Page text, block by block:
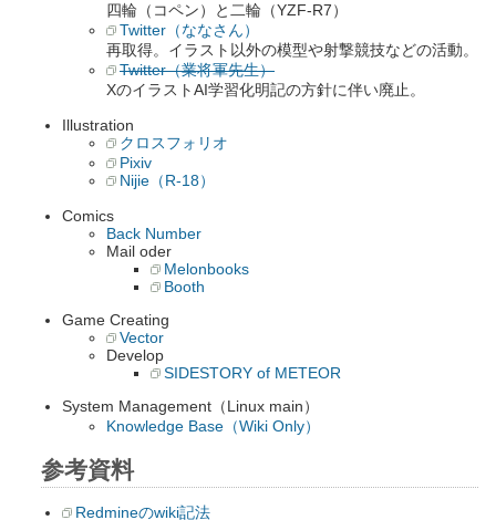
四輪（コペン）と二輪（YZF-R7）
Twitter（ななさん）
再取得。イラスト以外の模型や射撃競技などの活動。
Twitter（業将軍先生）
XのイラストAI学習化明記の方針に伴い廃止。
Illustration
クロスフォリオ
Pixiv
Nijie（R-18）
Comics
Back Number
Mail oder
Melonbooks
Booth
Game Creating
Vector
Develop
SIDESTORY of METEOR
System Management（Linux main）
Knowledge Base（Wiki Only）
参考資料
Redmineのwiki記法